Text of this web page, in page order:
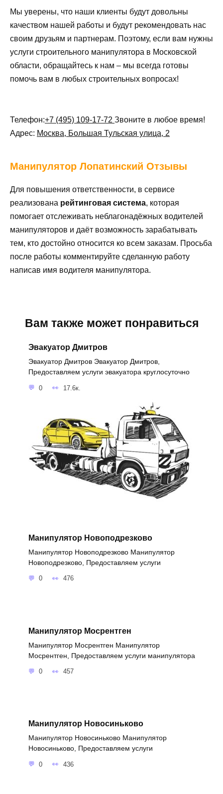
Мы уверены, что наши клиенты будут довольны
качеством нашей работы и будут рекомендовать нас
своим друзьям и партнерам. Поэтому, если вам нужны
услуги строительного манипулятора в Московской
области, обращайтесь к нам – мы всегда готовы
помочь вам в любых строительных вопросах!
Телефон:+7 (495) 109-17-72 Звоните в любое время!
Адрес: Москва, Большая Тульская улица, 2
Манипулятор Лопатинский Отзывы
Для повышения ответственности, в сервисе
реализована рейтинговая система, которая
помогает отслеживать неблагонадёжных водителей
манипуляторов и даёт возможность зарабатывать
тем, кто достойно относится ко всем заказам. Просьба
после работы комментируйте сделанную работу
написав имя водителя манипулятора.
Вам также может понравиться
Эвакуатор Дмитров
Эвакуатор Дмитров Эвакуатор Дмитров,
Предоставляем услуги эвакуатора круглосуточно
0 17.6к.
Манипулятор Новоподрезково
Манипулятор Новоподрезково Манипулятор
Новоподрезково, Предоставляем услуги
0 476
Манипулятор Мосрентген
Манипулятор Мосрентген Манипулятор
Мосрентген, Предоставляем услуги манипулятора
0 457
Манипулятор Новосиньково
Манипулятор Новосиньково Манипулятор
Новосиньково, Предоставляем услуги
0 436